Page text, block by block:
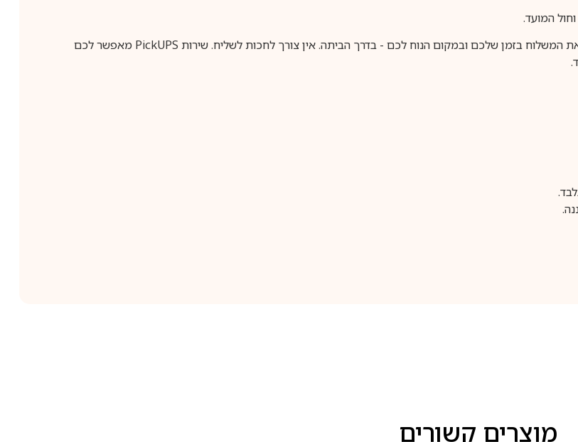
המשלוח בזמן שלכם ובמקום הנוח לכם - בדרך הביתה. אין צורך לחכות לשליח. שירות PickUPS מאפשר לכם
מוצרים קשורים